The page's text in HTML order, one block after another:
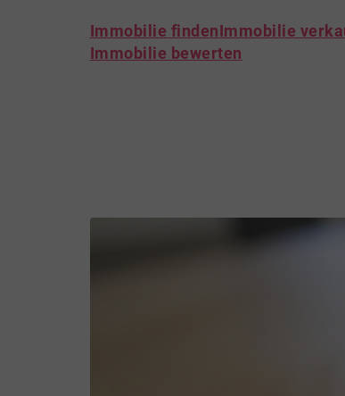
Immobilie finden Immobilie
Immobilie bewerten